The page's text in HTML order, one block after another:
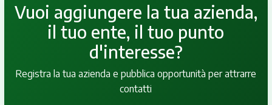
Vuoi aggiungere la tua azienda,
il tuo ente, il tuo punto
d'interesse?
Registra la tua azienda e pubblica opportunità per attrarre
contatti